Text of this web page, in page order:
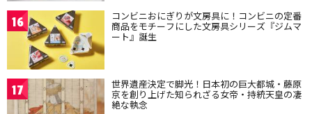
16 コンビニおにぎりが文房具に！コンビニの定番
商品をモチーフにした文房具シリーズ『ジムマ
ート』誕生
17 世界遺産決定で脚光！日本初の巨大都城・藤原
京を創り上げた知られざる女帝・持統天皇の凄
絶な執念